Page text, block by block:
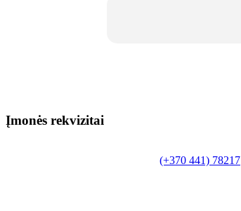
Įmonės rekvizitai
(+370 441) 78217